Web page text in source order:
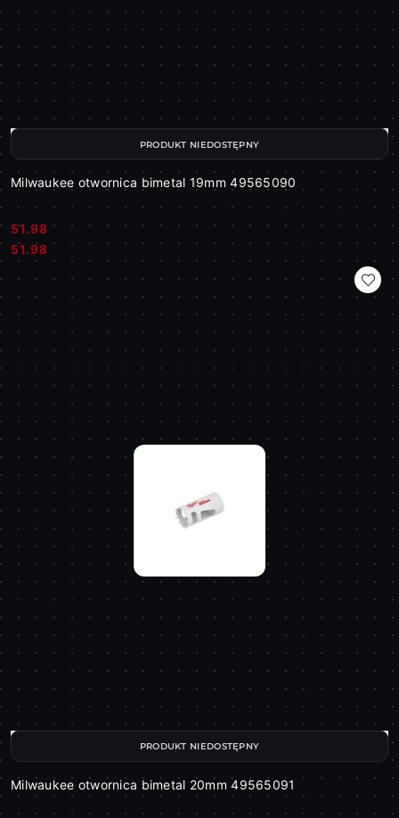
Milwaukee otwornica bimetal 19mm 49565090
Cena:
51.98
Cena:
51.98
PRODUKT NIEDOSTĘPNY
Milwaukee otwornica bimetal 20mm 49565091
PRODUKT NIEDOSTĘPNY